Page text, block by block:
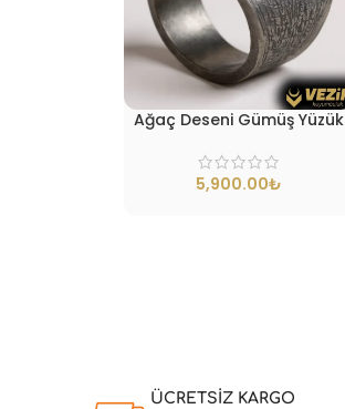
Ağaç Deseni Gümüş Yüzük
₺
ÜCRETSİZ KARGO